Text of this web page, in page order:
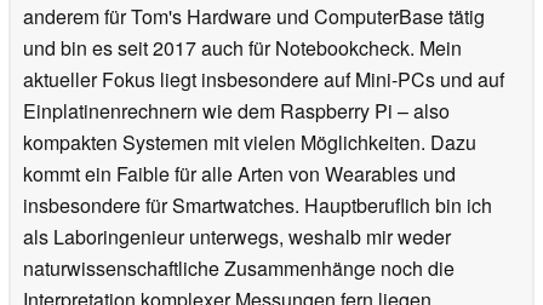
anderem für Tom's Hardware und ComputerBase tätig
und bin es seit 2017 auch für Notebookcheck. Mein
aktueller Fokus liegt insbesondere auf Mini-PCs und auf
Einplatinenrechnern wie dem Raspberry Pi – also
kompakten Systemen mit vielen Möglichkeiten. Dazu
kommt ein Faible für alle Arten von Wearables und
insbesondere für Smartwatches. Hauptberuflich bin ich
als Laboringenieur unterwegs, weshalb mir weder
naturwissenschaftliche Zusammenhänge noch die
Interpretation komplexer Messungen fern liegen.